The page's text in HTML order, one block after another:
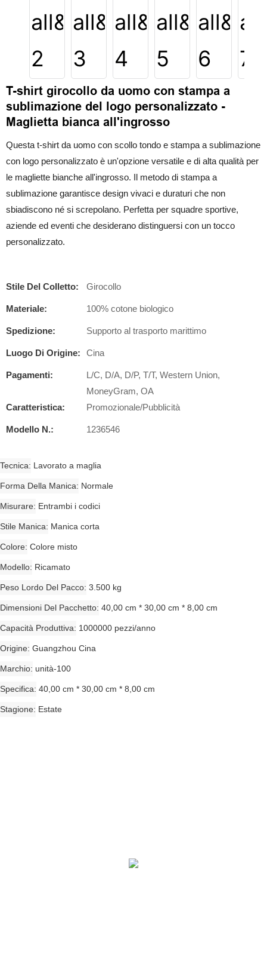
T-shirt girocollo da uomo con stampa a
sublimazione del logo personalizzato -
Maglietta bianca all'ingrosso
Questa t-shirt da uomo con scollo tondo e stampa a sublimazione
con logo personalizzato è un'opzione versatile e di alta qualità per
le magliette bianche all'ingrosso. Il metodo di stampa a
sublimazione garantisce design vivaci e duraturi che non
sbiadiscono né si screpolano. Perfetta per squadre sportive,
aziende ed eventi che desiderano distinguersi con un tocco
personalizzato.
Stile Del Colletto: Girocollo
Materiale: 100% cotone biologico
Spedizione: Supporto al trasporto marittimo
Luogo Di Origine: Cina
Pagamenti:
L/C, D/A, D/P, T/T, Western Union,
MoneyGram, OA
Caratteristica:
Promozionale/Pubblicità
Modello N.: 1236546
Tecnica Lavorato a maglia
Forma Della Manica Normale
Misurare Entrambi i codici
Stile Manica Manica corta
Colore Colore misto
Modello Ricamato
Peso Lordo Del Pacco 3.500 kg
Dimensioni Del Pacchetto 40,00 cm * 30,00 cm * 8,00 cm
Capacità Produttiva 1000000 pezzi/anno
Origine Guangzhou Cina
Marchio unità-100
Specifica 40,00 cm * 30,00 cm * 8,00 cm
Stagione Estate